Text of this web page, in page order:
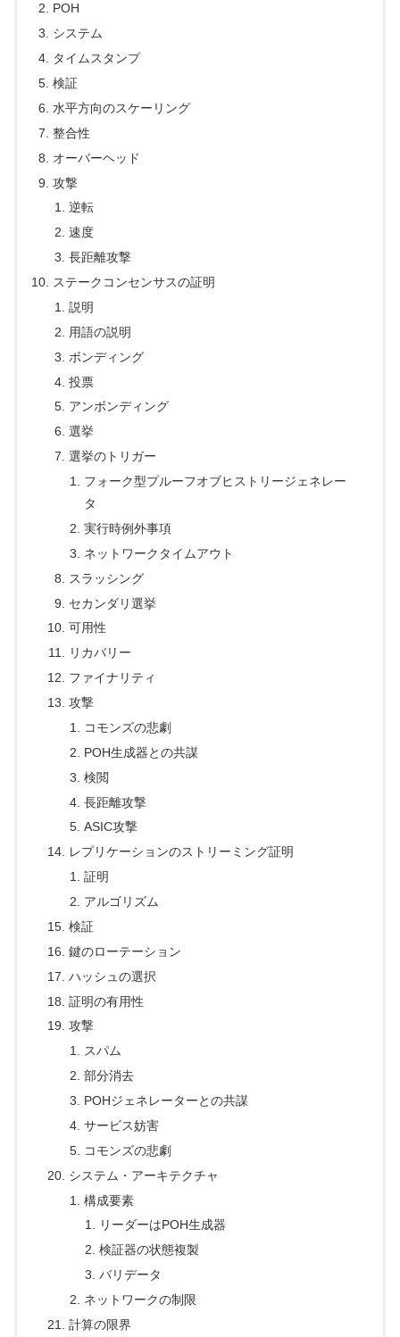
POH
システム
タイムスタンプ
検証
水平方向のスケーリング
整合性
オーバーヘッド
攻撃
逆転
速度
長距離攻撃
ステークコンセンサスの証明
説明
用語の説明
ボンディング
投票
アンボンディング
選挙
選挙のトリガー
フォーク型プルーフオブヒストリージェネレー
タ
実行時例外事項
ネットワークタイムアウト
スラッシング
セカンダリ選挙
可用性
リカバリー
ファイナリティ
攻撃
コモンズの悲劇
POH生成器との共謀
検閲
長距離攻撃
ASIC攻撃
レプリケーションのストリーミング証明
証明
アルゴリズム
検証
鍵のローテーション
ハッシュの選択
証明の有用性
攻撃
スパム
部分消去
POHジェネレーターとの共謀
サービス妨害
コモンズの悲劇
システム・アーキテクチャ
構成要素
リーダーはPOH生成器
検証器の状態複製
バリデータ
ネットワークの制限
計算の限界